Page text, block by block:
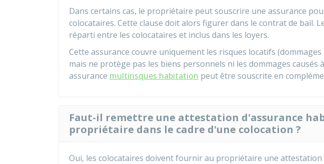
Dans certains cas, le propriétaire peut souscrire une assurance
colocataires. Cette clause doit alors figurer dans le contrat de bail.
réparti entre les colocataires et inclus dans les loyers.
Cette assurance couvre uniquement les risques locatifs (dommages
mais ne protège pas les biens personnels ni les dommages causés
assurance multirisques habitation peut être souscrite en
Faut-il remettre une attestation d'assurance
propriétaire dans le cadre d'une colocation ?
Oui, les colocataires doivent fournir au propriétaire une attestation